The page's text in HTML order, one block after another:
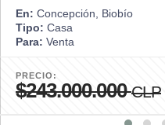
En: Concepción, Biobío
Tipo: Casa
Para: Venta
PRECIO:
$243.000.000CLP